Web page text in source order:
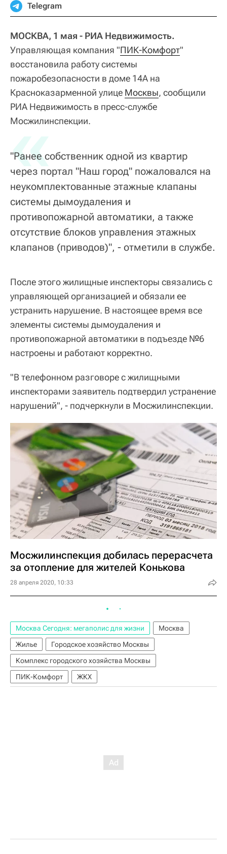
Telegram
МОСКВА, 1 мая - РИА Недвижимость.
Управляющая компания "ПИК-Комфорт"
восстановила работу системы
пожаробезопасности в доме 14А на
Красноказарменной улице Москвы, сообщили
РИА Недвижимость в пресс-службе
Мосжилинспекции.
«
"Ранее собственник одной из квартир
через портал "Наш город" пожаловался на
неукомплектованные этажные клапаны
системы дымоудаления и
противопожарной автоматики, а также
отсутствие блоков управления этажных
клапанов (приводов)", - отметили в службе.
После этого жилищные инспекторы связались с
управляющей организацией и обязали ее
устранить нарушение. В настоящее время все
элементы системы дымоудаления и
противопожарной автоматики в подъезде №6
настроены и работают корректно.
"В телефонном разговоре с жилищными
инспекторами заявитель подтвердил устранение
нарушений", - подчеркнули в Мосжилинспекции.
Мосжилинспекция добилась перерасчета
за отопление для жителей Конькова
28 апреля 2020, 10:33
Москва Сегодня: мегаполис для жизни
Москва
Жилье
Городское хозяйство Москвы
Комплекс городского хозяйства Москвы
ПИК-Комфорт
ЖКХ